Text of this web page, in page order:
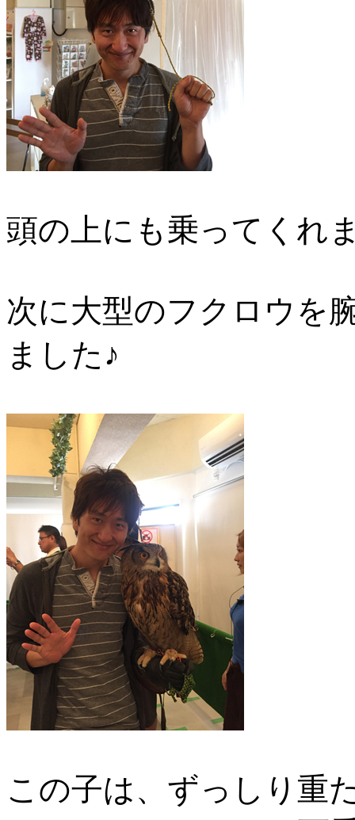
頭の上にも乗ってくれ
次に大型のフクロウを
ました♪
この子は、ずっしり重